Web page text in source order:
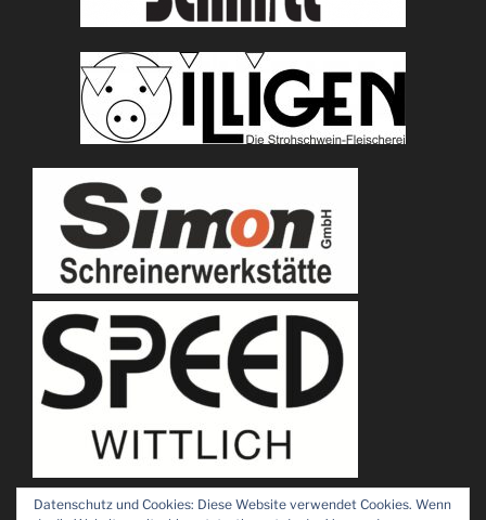
Datenschutz und Cookies: Diese Website verwendet Cookies. Wenn